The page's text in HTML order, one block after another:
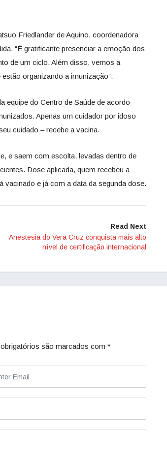
Friedlander de Aquino, coordenadora
“É gratificante presenciar a emoção dos
de um ciclo. Além disso, vemos a
organizando a imunização”.
equipe do Centro de Saúde de acordo
Apenas um cuidador por idoso
cuidado – recebe a vacina.
e saem com escolta, levadas dentro de
Dose aplicada, quem recebeu a
vacinado e já com a data da segunda dose.
Read Next
Anestesia do Vera Cruz conquista mais alto
nível de certificação internacional
são marcados com *